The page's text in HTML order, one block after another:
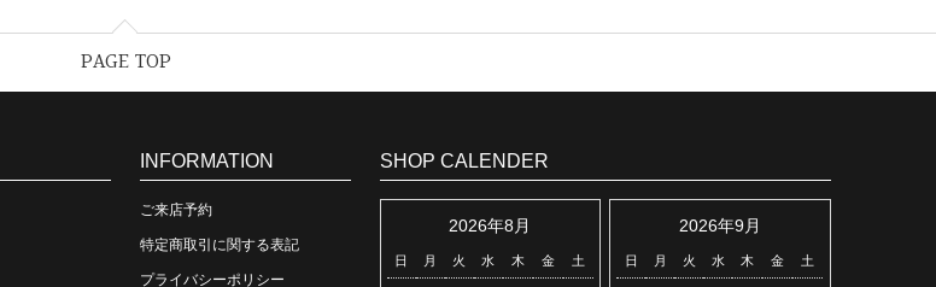
PAGE TOP
INFORMATION
ご来店予約
特定商取引に関する表記
プライバシーポリシー
SHOP CALENDER
2026年8月
日 月 火 水 木 金 土
2026年9月
日 月 火 水 木 金 土